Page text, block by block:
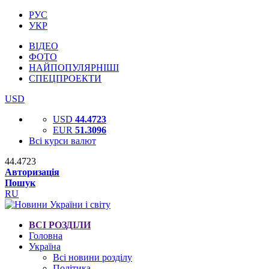
РУС
УКР
ВІДЕО
ФОТО
НАЙПОПУЛЯРНІШІ
СПЕЦПРОЕКТИ
USD
USD 44.4723
EUR 51.3096
Всі курси валют
44.4723
Авторизація
Пошук
RU
ВСІ РОЗДІЛИ
Головна
Україна
Всі новини розділу